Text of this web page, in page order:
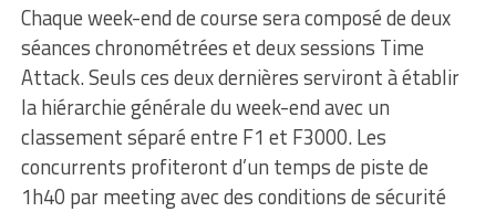
Chaque week-end de course sera composé de deux
séances chronométrées et deux sessions Time
Attack. Seuls ces deux dernières serviront à établir
la hiérarchie générale du week-end avec un
classement séparé entre F1 et F3000. Les
concurrents profiteront d’un temps de piste de
1h40 par meeting avec des conditions de sécurité